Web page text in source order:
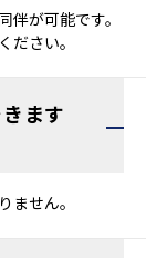
が可能です。
ださい。
ます
ません。